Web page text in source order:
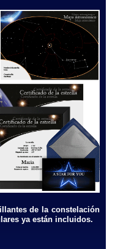
de la constelación
ya están incluidos.